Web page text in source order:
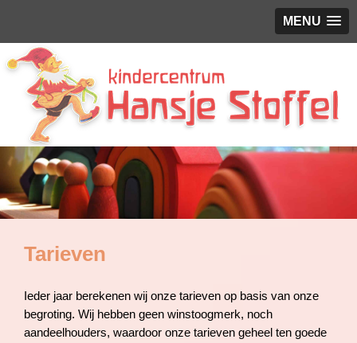
MENU
Tarieven
Ieder jaar berekenen wij onze tarieven op basis van onze
begroting. Wij hebben geen winstoogmerk, noch
aandeelhouders, waardoor onze tarieven geheel ten goede